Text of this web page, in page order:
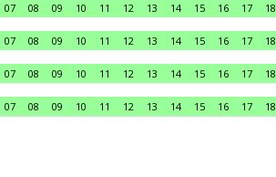
07 08 09 10 11 12 13 14 15 16 17 18
07 08 09 10 11 12 13 14 15 16 17 18
07 08 09 10 11 12 13 14 15 16 17 18
07 08 09 10 11 12 13 14 15 16 17 18